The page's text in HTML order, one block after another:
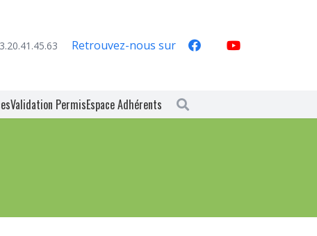
Retrouvez-nous sur
Validation PermisEspace Adhérents